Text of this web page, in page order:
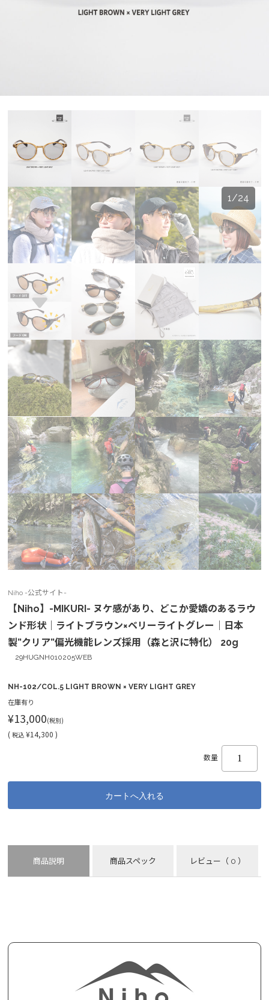
1/24
Niho -公式サイト-
【Niho】-MIKURI- ヌケ感があり、どこか愛嬌のあるラウ
ンド形状｜ライトブラウン×ベリーライトグレー｜日本
製”クリア”偏光機能レンズ採用（森と沢に特化） 20g
29HUGNH010205WEB
NH-102/COL.5 LIGHT BROWN × VERY LIGHT GREY
在庫有り
¥13,000(税別)
( 税込 ¥14,300 )
数量
商品説明 商品スペック レビュー （ 0 ）